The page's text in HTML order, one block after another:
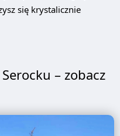
się krystalicznie
– zobacz